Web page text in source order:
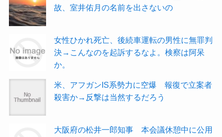
故、室井佑月の名前を出さないの
女性ひかれ死亡、後続車運転の男性に無罪判
決→こんなのを起訴するなよ。検察は阿呆
か。
米、アフガンIS系勢力に空爆 報復で立案者
殺害か→反撃は当然するだろう
大阪府の松井一郎知事 本会議休憩中に公用